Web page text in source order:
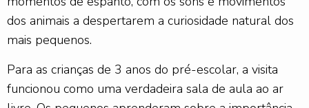
dos animais a despertarem a curiosidade natural dos
mais pequenos.
Para as crianças de 3 anos do pré-escolar, a visita
funcionou como uma verdadeira sala de aula ao ar